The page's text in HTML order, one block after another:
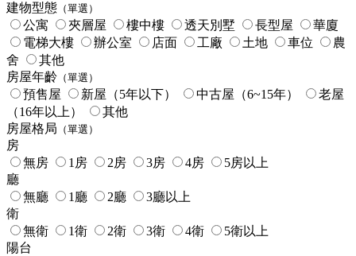
建物型態 （單選）
公寓 夾層屋 樓中樓 透天別墅 長型屋
華廈
電梯大樓
辦公室 店面 工廠 土地 車位
農
舍
其他
房屋年齡 （單選）
預售屋 新屋（5年以下） 中古屋（6~15年）
老屋
（16年以上）
其他
房屋格局 （單選）
房
無房
1房 2房 3房 4房
5房以上
廳
無廳
1廳 2廳
3廳以上
衛
無衛
1衛 2衛 3衛 4衛
5衛以上
陽台